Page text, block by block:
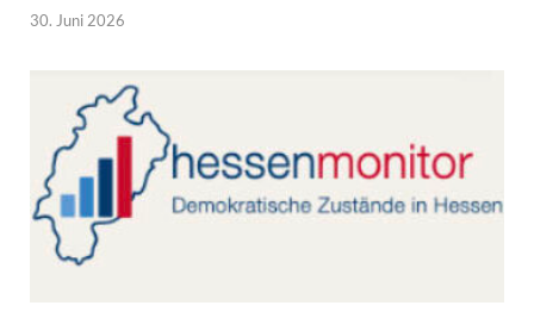
30. Juni 2026